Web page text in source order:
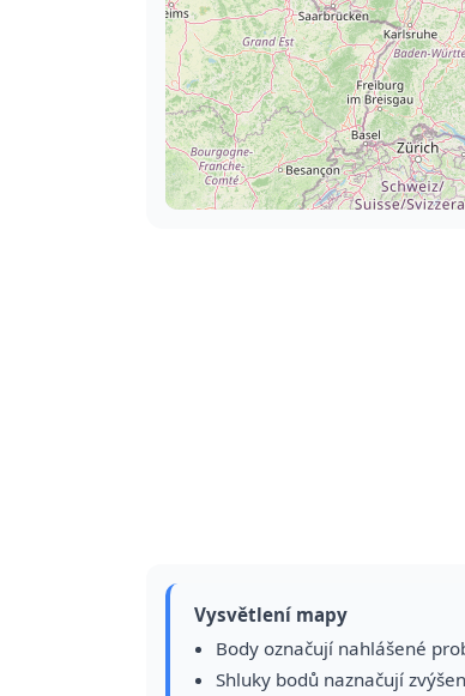
Vysvětlení mapy
Body označují nahlášené
Shluky bodů naznačují